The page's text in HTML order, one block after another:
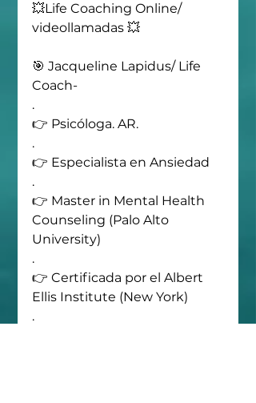
💥Life Coaching Online/
videollamadas 💥
🎯 Jacqueline Lapidus/ Life
Coach-
.
👉 Psicóloga. AR.
.
👉 Especialista en Ansiedad
.
👉 Master in Mental Health
Counseling (Palo Alto
University)
.
👉 Certificada por el Albert
Ellis Institute (New York)
.